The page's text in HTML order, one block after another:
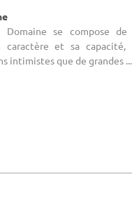
se compose de
caractère et sa capacité,
intimistes que de grandes ...